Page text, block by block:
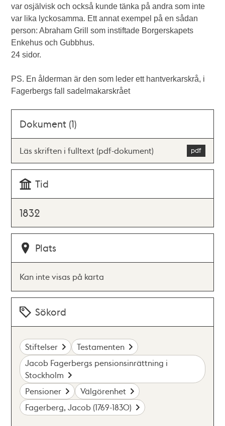
var osjälvisk och också kunde tänka på andra som inte
var lika lyckosamma. Ett annat exempel på en sådan
person: Abraham Grill som instiftade Borgerskapets
Enkehus och Gubbhus.
24 sidor.
PS. En ålderman är den som leder ett hantverkarskrå, i
Fagerbergs fall sadelmakarskrået
Dokument (1)
Läs skriften i fulltext (pdf-dokument)
Tid
1832
Plats
Kan inte visas på karta
Sökord
Stiftelser
Testamenten
Jacob Fagerbergs pensionsinrättning i
Stockholm
Pensioner
Välgörenhet
Fagerberg, Jacob (1769-1830)